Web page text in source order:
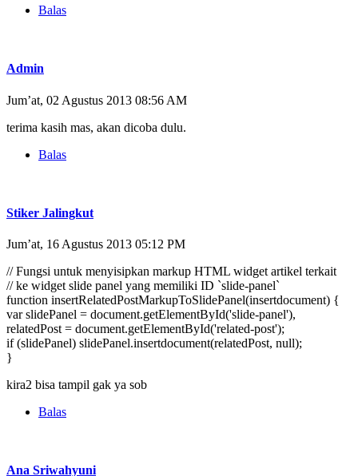
Balas
Admin
Jum’at, 02 Agustus 2013 08:56 AM
terima kasih mas, akan dicoba dulu.
Balas
Stiker Jalingkut
Jum’at, 16 Agustus 2013 05:12 PM
// Fungsi untuk menyisipkan markup HTML widget artikel terkait
// ke widget slide panel yang memiliki ID `slide-panel`
function insertRelatedPostMarkupToSlidePanel(insertdocument) {
var slidePanel = document.getElementById('slide-panel'),
relatedPost = document.getElementById('related-post');
if (slidePanel) slidePanel.insertdocument(relatedPost, null);
}
kira2 bisa tampil gak ya sob
Balas
Ana Sriwahyuni